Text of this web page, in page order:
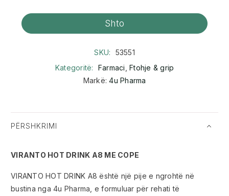
Shto
SKU:
53551
Kategoritë:
Farmaci Ftohje & grip
Markë:4u Pharma
PËRSHKRIMI
VIRANTO HOT DRINK A8 ME COPE
VIRANTO HOT DRINK A8 është një pije e ngrohtë në
bustina nga 4u Pharma, e formuluar për rehati të